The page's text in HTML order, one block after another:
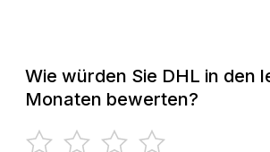
Wie würden Sie DHL in den
Monaten bewerten?